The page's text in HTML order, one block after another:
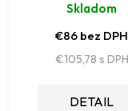
Skladom
€86 bez DPH
€105,78
DETAIL